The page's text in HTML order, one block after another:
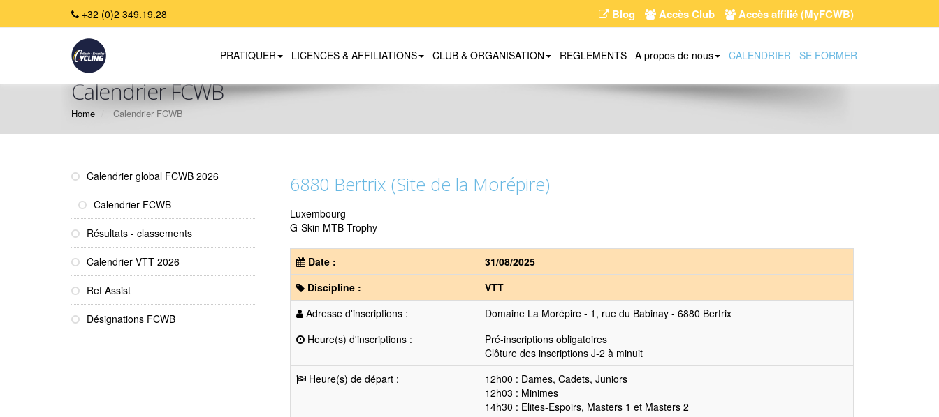
+32 (0)2 349.19.28 Blog Accès Club Accès affilié (MyFCWB)
PRATIQUER LICENCES & AFFILIATIONS CLUB & ORGANISATION REGLEMENTS A propos de nous CALENDRIER SE FORMER
Calendrier FCWB
Home Calendrier FCWB
Calendrier global FCWB 2026
Calendrier FCWB
Résultats - classements
Calendrier VTT 2026
Ref Assist
Désignations FCWB
6880 Bertrix (Site de la Morépire)
Luxembourg
G-Skin MTB Trophy
Date :
31/08/2025
Discipline :
VTT
Adresse d'inscriptions :
Domaine La Morépire - 1, rue du Babinay - 6880 Bertrix
Heure(s) d'inscriptions :
Pré-inscriptions obligatoires
Clôture des inscriptions J-2 à minuit
Heure(s) de départ :
12h00 : Dames, Cadets, Juniors
12h03 : Minimes
14h30 : Elites-Espoirs, Masters 1 et Masters 2